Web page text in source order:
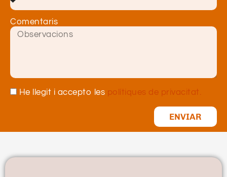
Comentaris
He llegit i accepto les polítiques de privacitat.
ENVIAR